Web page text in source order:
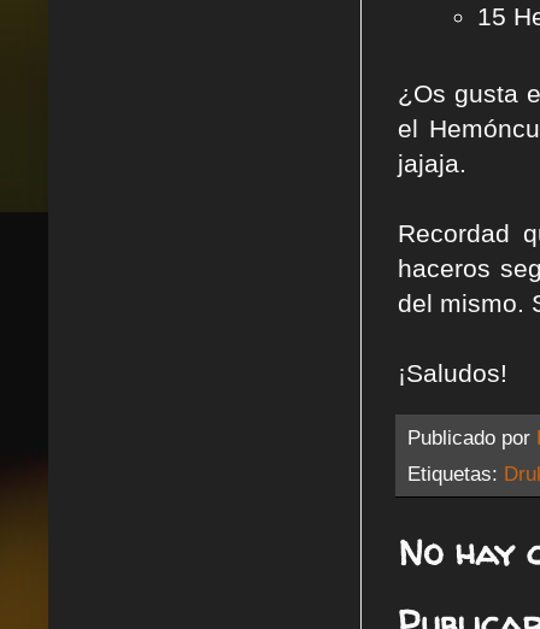
15
¿Os gusta
el
jajaja.
Recordad
haceros
del mismo.
¡Saludos!
Publicado por
Etiquetas:
No hay